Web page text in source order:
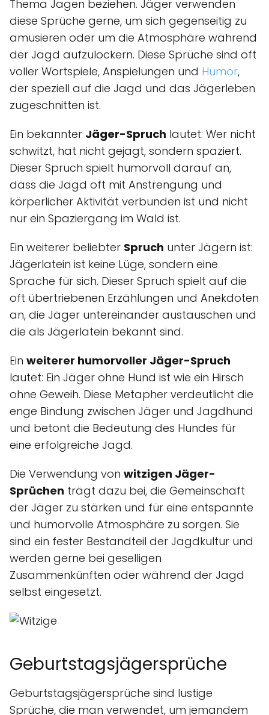
Thema Jagen beziehen. Jäger verwenden
diese Sprüche gerne, um sich gegenseitig zu
amüsieren oder um die Atmosphäre während
der Jagd aufzulockern. Diese Sprüche sind oft
voller Wortspiele, Anspielungen und Humor,
der speziell auf die Jagd und das Jägerleben
zugeschnitten ist.
Ein bekannter Jäger-Spruch lautet: Wer nicht
schwitzt, hat nicht gejagt, sondern spaziert.
Dieser Spruch spielt humorvoll darauf an,
dass die Jagd oft mit Anstrengung und
körperlicher Aktivität verbunden ist und nicht
nur ein Spaziergang im Wald ist.
Ein weiterer beliebter Spruch unter Jägern ist:
Jägerlatein ist keine Lüge, sondern eine
Sprache für sich. Dieser Spruch spielt auf die
oft übertriebenen Erzählungen und Anekdoten
an, die Jäger untereinander austauschen und
die als Jägerlatein bekannt sind.
Ein weiterer humorvoller Jäger-Spruch
lautet: Ein Jäger ohne Hund ist wie ein Hirsch
ohne Geweih. Diese Metapher verdeutlicht die
enge Bindung zwischen Jäger und Jagdhund
und betont die Bedeutung des Hundes für
eine erfolgreiche Jagd.
Die Verwendung von witzigen Jäger-
Sprüchen trägt dazu bei, die Gemeinschaft
der Jäger zu stärken und für eine entspannte
und humorvolle Atmosphäre zu sorgen. Sie
sind ein fester Bestandteil der Jagdkultur und
werden gerne bei geselligen
Zusammenkünften oder während der Jagd
selbst eingesetzt.
Geburtstagsjägersprüche
Geburtstagsjägersprüche sind lustige
Sprüche, die man verwendet, um jemandem